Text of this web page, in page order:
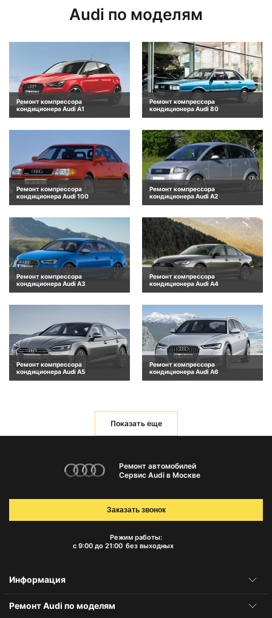
Audi по моделям
Ремонт компрессора
кондиционера Audi A1
Ремонт компрессора
кондиционера Audi 80
Ремонт компрессора
кондиционера Audi 100
Ремонт компрессора
кондиционера Audi A2
Ремонт компрессора
кондиционера Audi A3
Ремонт компрессора
кондиционера Audi A4
Ремонт компрессора
кондиционера Audi A5
Ремонт компрессора
кондиционера Audi A6
Показать еще
Ремонт автомобилей
Сервис Audi в Москве
Режим работы:
с 9:00 до 21:00 без выходных
Заказать звонок
Информация
Ремонт Audi по моделям